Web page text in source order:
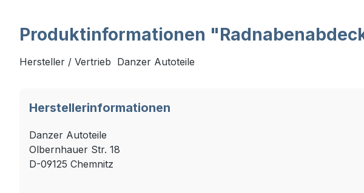
Produktinformationen
Hersteller / Vertrieb Danzer Autoteile
Herstellerinformationen
Danzer Autoteile
Olbernhauer Str. 18
D-09125 Chemnitz